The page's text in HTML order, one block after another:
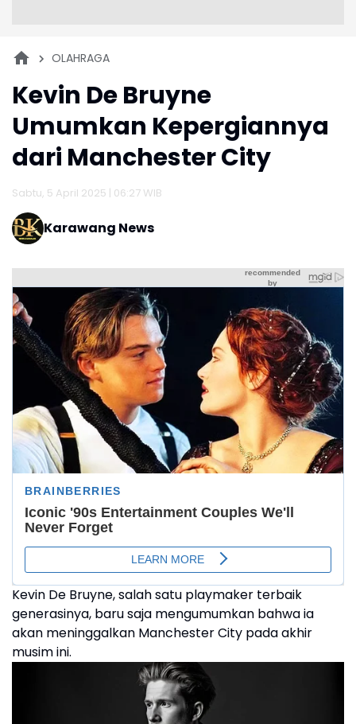
OLAHRAGA
Kevin De Bruyne
Umumkan Kepergiannya
dari Manchester City
Sabtu, 5 April 2025 | 06:27 WIB
Karawang News
Kevin De Bruyne, salah satu playmaker terbaik
generasinya, baru saja mengumumkan bahwa ia
akan meninggalkan Manchester City pada akhir
musim ini.